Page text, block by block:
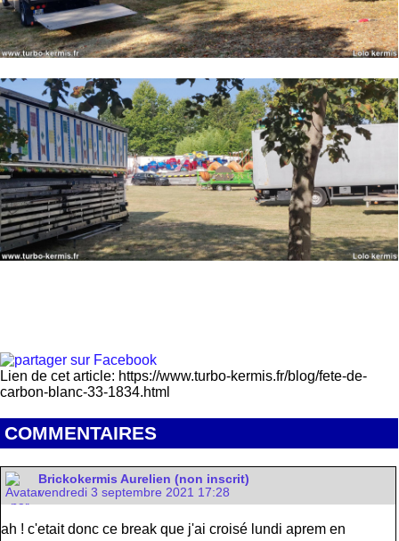
Lien de cet article: https://www.turbo-kermis.fr/blog/fete-de-
carbon-blanc-33-1834.html
COMMENTAIRES
Brickokermis Aurelien (non inscrit)
vendredi 3 septembre 2021 17:28
ah ! c'etait donc ce break que j'ai croisé lundi aprem en